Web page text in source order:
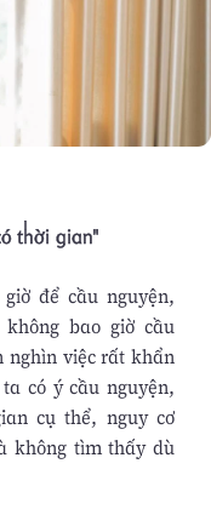
thời gian"
để cầu nguyện,
bao giờ cầu
nghìn việc rất khẩn
có ý cầu nguyện,
cụ thể, nguy cơ
không tìm thấy dù